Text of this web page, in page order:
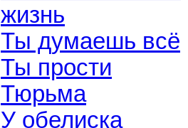
жизнь
Ты думаешь всё
Ты прости
Тюрьма
У обелиска